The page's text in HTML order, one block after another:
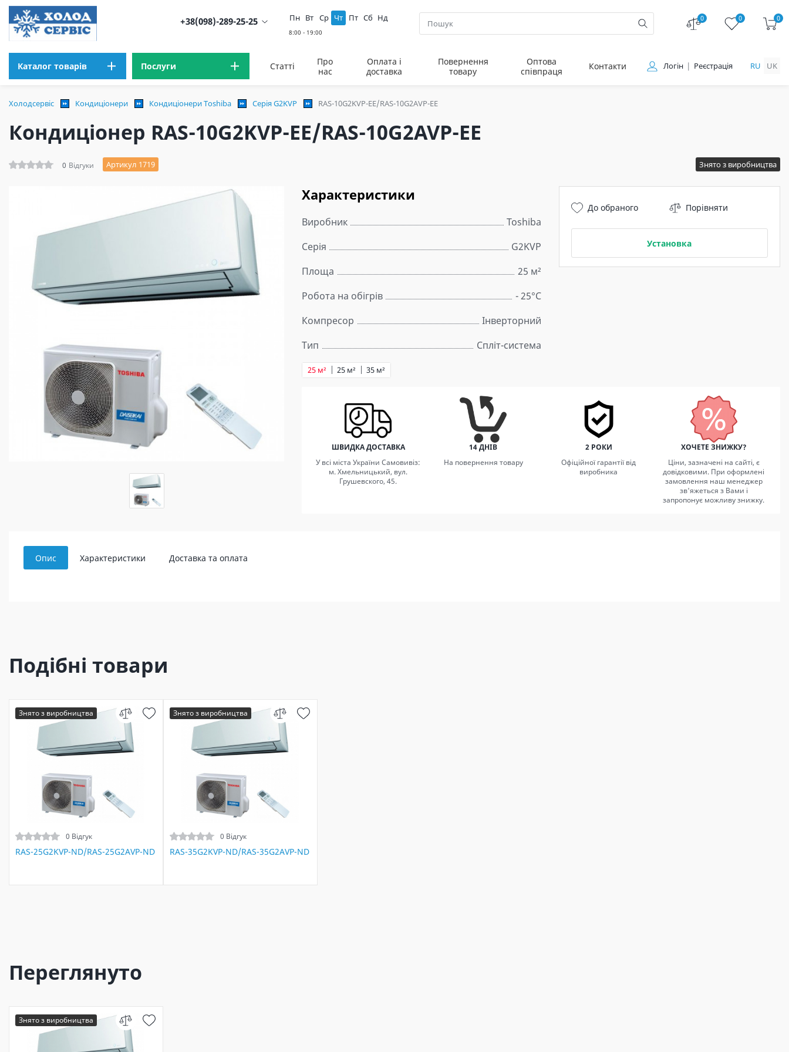
+38(098)-289-25-25 Пн Вт Ср Чт Пт Сб Нд 0 0 0
Каталог товарів Послуги Статті
Про
нас
Оплата і
доставка
Повернення
товару
Оптова
співпраця
Контакти Логін Реєстрація RU UK
Холодсервіс Кондиціонери Кондиціонери Toshiba Серія G2KVP RAS-10G2KVP-EE/RAS-10G2AVP-EE
Кондиціонер RAS-10G2KVP-EE/RAS-10G2AVP-EE
0 Відгуки Артикул 1719 Знято з виробництва
Характеристики
Виробник
Toshiba
Серія
G2KVP
Площа
25 м²
Робота на обігрів
- 25°C
Компресор
Інверторний
Тип
Спліт-система
25 м² 25 м² 35 м²
До обраного Порівняти
Установка
ШВИДКА ДОСТАВКА
У всі міста України Самовивіз:
м. Хмельницький, вул.
Грушевского, 45.
14 ДНІВ
На повернення товару
2 РОКИ
Офіційної гарантії від
виробника
ХОЧЕТЕ ЗНИЖКУ?
Ціни, зазначені на сайті, є
довідковими. При оформлені
замовлення наш менеджер
зв'яжеться з Вами і
запропонує можливу знижку.
Опис Характеристики Доставка та оплата
Подібні товари
Знято з виробництва
0 Відгук
RAS-25G2KVP-ND/RAS-25G2AVP-ND
Знято з виробництва
0 Відгук
RAS-35G2KVP-ND/RAS-35G2AVP-ND
Переглянуто
Знято з виробництва